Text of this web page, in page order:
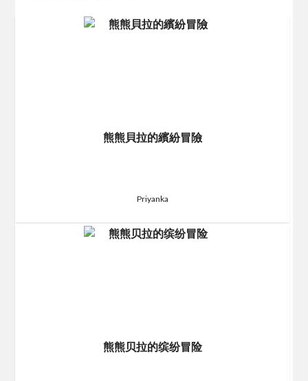
熊熊貝拉的繽紛冒險
Priyanka
熊熊贝拉的缤纷冒险